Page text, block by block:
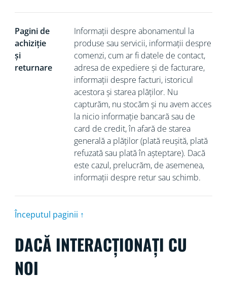
Pagini de
achiziție
și
returnare
Informații despre abonamentul la
produse sau servicii, informații despre
comenzi, cum ar fi datele de contact,
adresa de expediere și de facturare,
informații despre facturi, istoricul
acestora și starea plăților. Nu
capturăm, nu stocăm și nu avem acces
la nicio informație bancară sau de
card de credit, în afară de starea
generală a plăților (plată reușită, plată
refuzată sau plată în așteptare). Dacă
este cazul, prelucrăm, de asemenea,
informații despre retur sau schimb.
Începutul paginii ↑
DACĂ INTERACȚIONAȚI CU
NOI